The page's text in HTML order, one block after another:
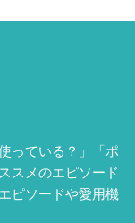
っている？」「ポ
スメのエピソード
ピソードや愛用機